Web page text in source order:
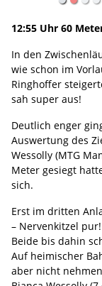
12:55 Uhr 60
In den
wie schon im
Ringhoffer
sah super aus!
Deutlich enger
Auswertung des
Wessolly (MTG
Meter gesiegt
sich.
Erst im dritten
– Nervenkitzel
Beide bis dahin
Auf heimischer
aber nicht